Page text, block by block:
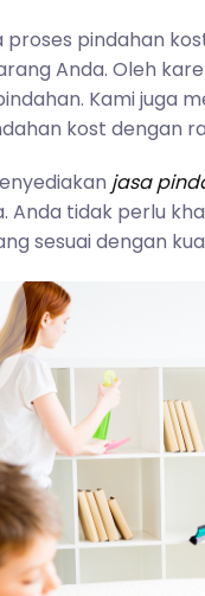
proses pindahan
Anda. Oleh
Kami juga
kost dengan
jasa
Anda tidak perlu
sesuai dengan